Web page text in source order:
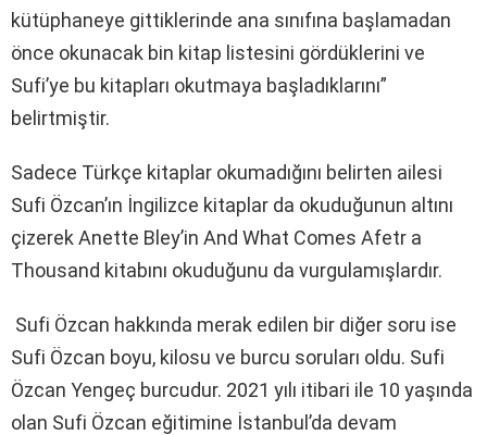
kütüphaneye gittiklerinde ana sınıfına başlamadan
önce okunacak bin kitap listesini gördüklerini ve
Sufi’ye bu kitapları okutmaya başladıklarını”
belirtmiştir.
Sadece Türkçe kitaplar okumadığını belirten ailesi
Sufi Özcan’ın İngilizce kitaplar da okuduğunun altını
çizerek Anette Bley’in And What Comes Afetr a
Thousand kitabını okuduğunu da vurgulamışlardır.
Sufi Özcan hakkında merak edilen bir diğer soru ise
Sufi Özcan boyu, kilosu ve burcu soruları oldu. Sufi
Özcan Yengeç burcudur. 2021 yılı itibari ile 10 yaşında
olan Sufi Özcan eğitimine İstanbul’da devam